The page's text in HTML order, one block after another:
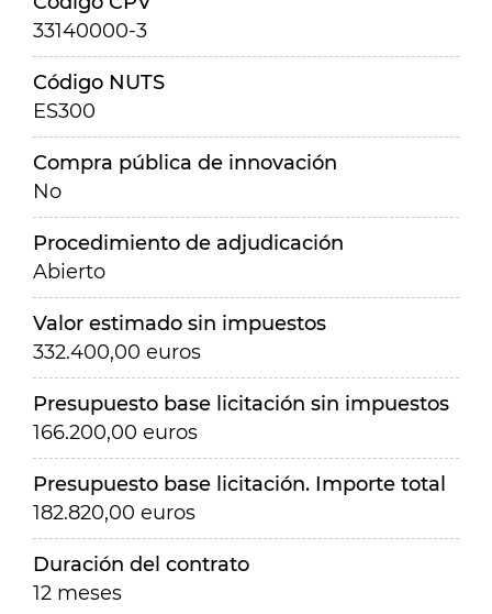
33140000-3
Código NUTS
ES300
Compra pública de innovación
No
Procedimiento de adjudicación
Abierto
Valor estimado sin impuestos
332.400,00 euros
Presupuesto base licitación sin impuestos
166.200,00 euros
Presupuesto base licitación. Importe total
182.820,00 euros
Duración del contrato
12 meses